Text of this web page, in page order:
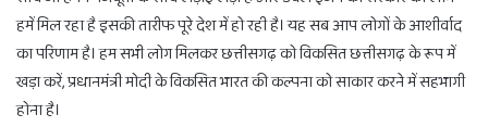
हमें मिल रहा है इसकी तारीफ पूरे देश में हो रही है। यह सब आप लोगों के आशीर्वाद
का परिणाम है। हम सभी लोग मिलकर छत्तीसगढ़ को विकसित छत्तीसगढ़ के रूप में
खड़ा करें, प्रधानमंत्री मोदी के विकसित भारत की कल्पना को साकार करने में सहभागी
होना है।